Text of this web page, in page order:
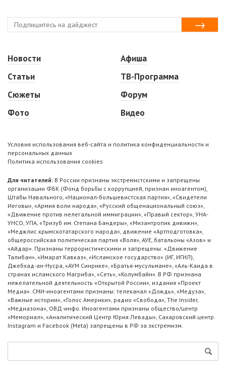
Новости
Статьи
Сюжеты
Фото
Афиша
ТВ-Программа
Форум
Видео
Условия использования веб-сайта и политика конфиденциальности и
персональных данных
Политика использования cookies
Для читателей: В России признаны экстремистскими и запрещены
организации ФБК (Фонд борьбы с коррупцией, признан иноагентом),
Штабы Навального, «Национал-большевистская партия», «Свидетели
Иеговы», «Армия воли народа», «Русский общенациональный союз»,
«Движение против нелегальной иммиграции», «Правый сектор», УНА-
УНСО, УПА, «Тризуб им. Степана Бандеры», «Мизантропик дивижн»,
«Меджлис крымскотатарского народа», движение «Артподготовка»,
общероссийская политическая партия «Воля», АУЕ, батальоны «Азов» и
«Айдар». Признаны террористическими и запрещены: «Движение
Талибан», «Имарат Кавказ», «Исламское государство» (ИГ, ИГИЛ),
Джебхад-ан-Нусра, «АУМ Синрике», «Братья-мусульмане», «Аль-Каида в
странах исламского Магриба», «Сеть», «Колумбайн». В РФ признана
нежелательной деятельность «Открытой России», издания «Проект
Медиа». СМИ-иноагентами признаны: телеканал «Дождь», «Медуза»,
«Важные истории», «Голос Америки», радио «Свобода», The Insider,
«Медиазона», ОВД-инфо. Иноагентами признаны общество/центр
«Мемориал», «Аналитический Центр Юрия Левады», Сахаровский центр.
Instagram и Facebook (Metа) запрещены в РФ за экстремизм.